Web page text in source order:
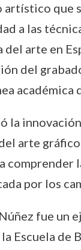
artístico
a las
arte en
del
académica
la
arte
por los
fue un
Escuela